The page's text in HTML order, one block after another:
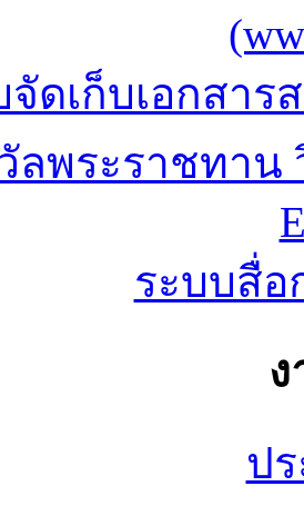
จัดเก็บเอกสา
ลพระราชทา
ระบบสื่อ
ป